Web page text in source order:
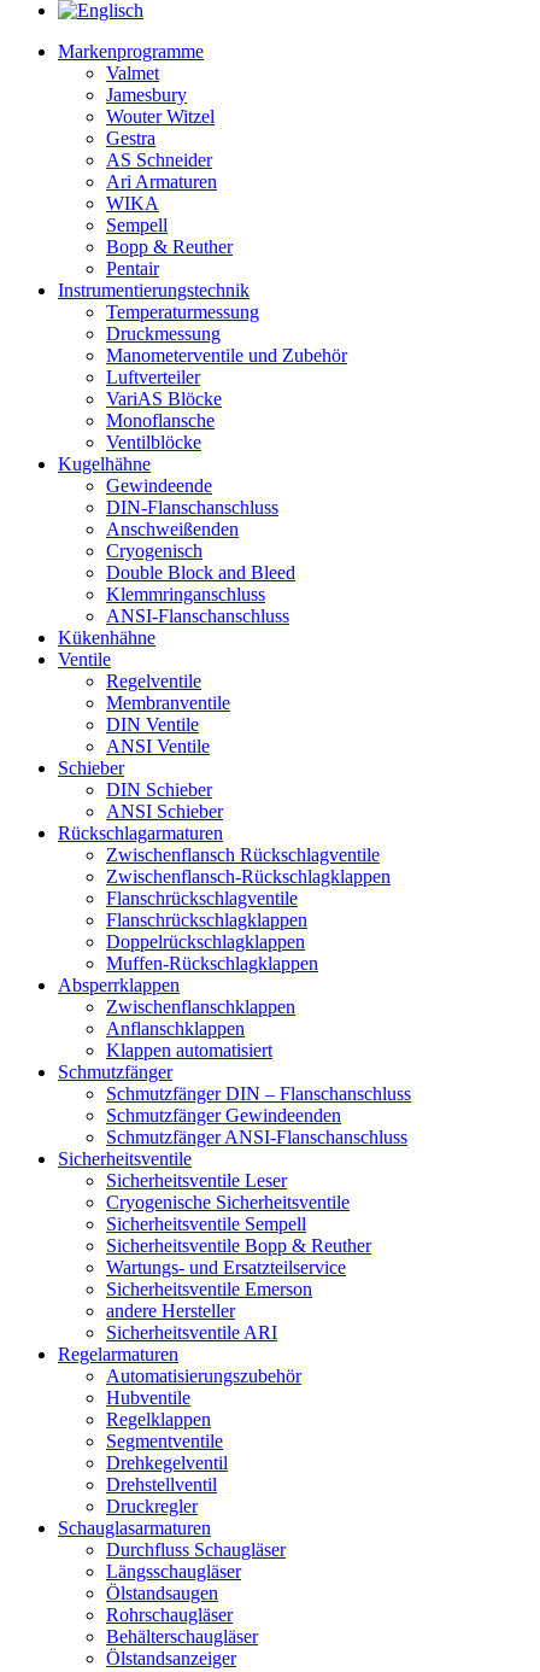
Markenprogramme
Valmet
Jamesbury
Wouter Witzel
Gestra
AS Schneider
Ari Armaturen
WIKA
Sempell
Bopp & Reuther
Pentair
Instrumentierungs­technik
Temperaturmessung
Druckmessung
Manometerventile und Zubehör
Luftverteiler
VariAS Blöcke
Monoflansche
Ventilblöcke
Kugelhähne
Gewindeende
DIN-Flanschanschluss
Anschweißenden
Cryogenisch
Double Block and Bleed
Klemmringanschluss
ANSI-Flanschanschluss
Kükenhähne
Ventile
Regelventile
Membranventile
DIN Ventile
ANSI Ventile
Schieber
DIN Schieber
ANSI Schieber
Rückschlag­armaturen
Zwischenflansch Rückschlagventile
Zwischenflansch-Rückschlagklappen
Flanschrückschlagventile
Flanschrückschlagklappen
Doppelrückschlagklappen
Muffen-Rückschlagklappen
Absperrklappen
Zwischenflanschklappen
Anflanschklappen
Klappen automatisiert
Schmutzfänger
Schmutzfänger DIN – Flanschanschluss
Schmutzfänger Gewindeenden
Schmutzfänger ANSI-Flanschanschluss
Sicherheitsventile
Sicherheitsventile Leser
Cryogenische Sicherheitsventile
Sicherheitsventile Sempell
Sicherheitsventile Bopp & Reuther
Wartungs- und Ersatzteilservice
Sicherheitsventile Emerson
andere Hersteller
Sicherheitsventile ARI
Regelarmaturen
Automatisierungszubehör
Hubventile
Regelklappen
Segmentventile
Drehkegelventil
Drehstellventil
Druckregler
Schauglas­armaturen
Durchfluss Schaugläser
Längsschaugläser
Ölstandsaugen
Rohrschaugläser
Behälterschaugläser
Ölstandsanzeiger